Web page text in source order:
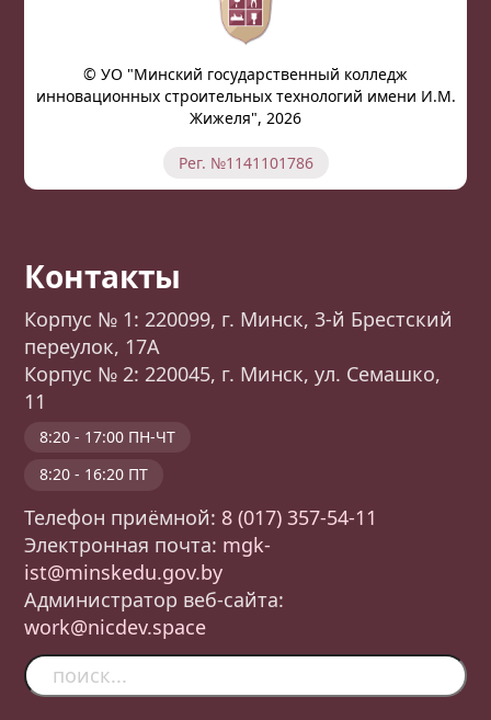
© УО "Минский государственный колледж
инновационных строительных технологий имени И.М.
Жижеля", 2026
Рег. №1141101786
Контакты
Корпус № 1: 220099, г. Минск, 3-й Брестский
переулок, 17А
Корпус № 2: 220045, г. Минск, ул. Семашко,
11
8:20 - 17:00 ПН-ЧТ
8:20 - 16:20 ПТ
Телефон приёмной: 8 (017) 357-54-11
Электронная почта: mgk-
ist@minskedu.gov.by
Администратор веб-сайта:
work@nicdev.space